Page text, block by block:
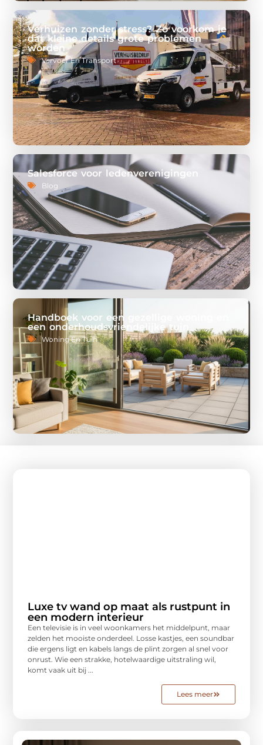
Verhuizen zonder stress? Zo voorkom je
dat kleine details grote problemen
worden
Vervoer En Transport
Salesforce voor ledenverenigingen
Blog
Handboek voor een gezellige woning en
een onderhoudsvriendelijke tuin
Woning En Tuin
Luxe tv wand op maat als rustpunt in
een modern interieur
Een televisie is in veel woonkamers het middelpunt, maar
zelden het mooiste onderdeel. Losse kastjes, een soundbar
die ergens ligt en kabels langs de plint zorgen al snel voor
onrust. Wie een strakke, hotelwaardige uitstraling wil,
komt vaak uit bij ...
Lees meer